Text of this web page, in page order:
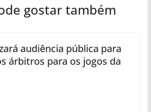
gostar também
audiência pública para
árbitros para os jogos da